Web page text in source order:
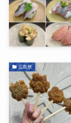
広島県